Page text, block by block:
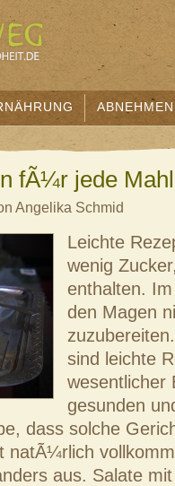
ABNEHMEN
fÃ¼r jede
Angelika Schmid
Leichte
wenig
enthalten.
den Magen
sind leichte
wesentlicher
gesunden
dass solche
natÃ¼rlich
aus. Salate